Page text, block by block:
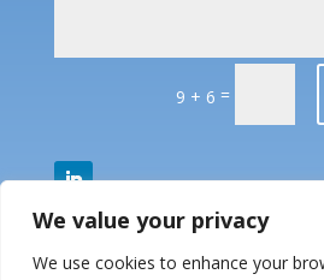
We value your privacy
We use cookies to enhance your
9 + 6 =